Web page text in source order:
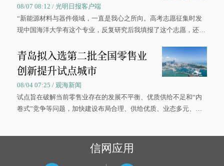
08/07 08:12 / 光明日报客户端
“新能源材料与器件领域，一直是我心之所向。高考志愿征集时发
现中国海洋大学有这个专业，反复研究后我填报了这个志愿，还真
大学材料科学与工程学院材料类专业的录取通知书。
青岛拟入选第二批全国零售业
创新提升试点城市
08/04 07:25 / 观海新闻
试点旨在破解当前零售业存在的发展不平衡、优质供给不足和“内
卷式”竞争等问题，加快建设布局合理、供给优质、业态多元、智
信网应用